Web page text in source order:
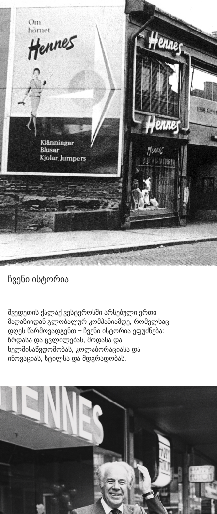
ჩვენი ისტორია
შვედეთის ქალაქ ვესტეროსში არსებული ერთი
მაღაზიიდან გლობალურ კომპანიამდე, რომელსაც
დღეს წარმოვადგენთ – ჩვენი ისტორია ეფუძნება:
ზრდასა და ცვლილებას, მოდასა და
ხელმისაწვდომობას, კოლაბორაციასა და
ინოვაციას, სტილსა და მდგრადობას.